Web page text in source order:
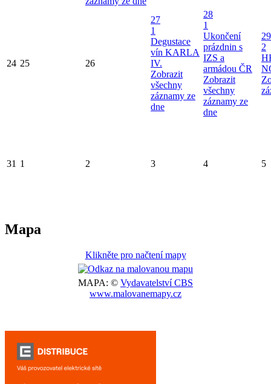
24 25 26
27
1
Degustace
vín KARLA
IV.
Zobrazit
všechny
záznamy ze
dne
28
1
Ukončení
prázdnin s
IZS a
armádou ČR
Zobrazit
všechny
záznamy ze
dne
29
2
31 1 2 3 4 5
Mapa
Klikněte pro načtení mapy
MAPA: © Vydavatelství CBS
www.malovanemapy.cz